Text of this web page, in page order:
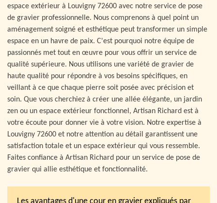
espace extérieur à Louvigny 72600 avec notre service de pose
de gravier professionnelle. Nous comprenons à quel point un
aménagement soigné et esthétique peut transformer un simple
espace en un havre de paix. C'est pourquoi notre équipe de
passionnés met tout en œuvre pour vous offrir un service de
qualité supérieure. Nous utilisons une variété de gravier de
haute qualité pour répondre à vos besoins spécifiques, en
veillant à ce que chaque pierre soit posée avec précision et
soin. Que vous cherchiez à créer une allée élégante, un jardin
zen ou un espace extérieur fonctionnel, Artisan Richard est à
votre écoute pour donner vie à votre vision. Notre expertise à
Louvigny 72600 et notre attention au détail garantissent une
satisfaction totale et un espace extérieur qui vous ressemble.
Faites confiance à Artisan Richard pour un service de pose de
gravier qui allie esthétique et fonctionnalité.